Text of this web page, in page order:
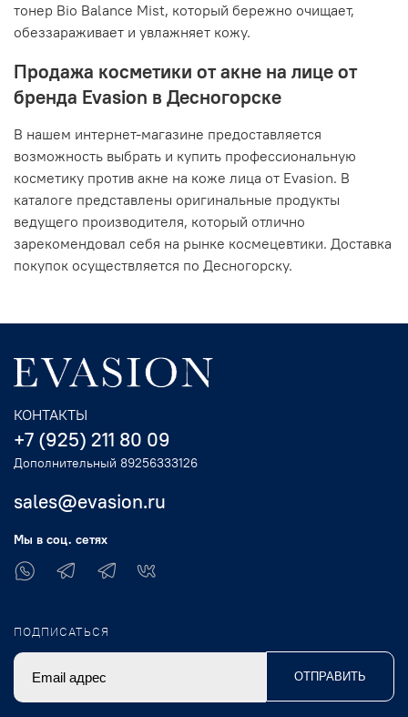
тонер Bio Balance Mist, который бережно очищает,
обеззараживает и увлажняет кожу.
Продажа косметики от акне на лице от
бренда Evasion в Десногорске
В нашем интернет-магазине предоставляется
возможность выбрать и купить профессиональную
косметику против акне на коже лица от Evasion. В
каталоге представлены оригинальные продукты
ведущего производителя, который отлично
зарекомендовал себя на рынке космецевтики. Доставка
покупок осуществляется по Десногорску.
КОНТАКТЫ
+7 (925) 211 80 09
Дополнительный 89256333126
sales@evasion.ru
Мы в соц. сетях
ПОДПИСАТЬСЯ
ОТПРАВИТЬ